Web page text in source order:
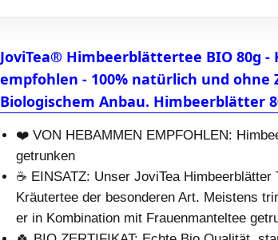
JoviTea® Himbeerblättertee BIO 80g
empfohlen - 100% natürlich und ohne
Biologischem Anbau. Himbeerblätter
❤️ VON HEBAMMEN EMPFOHLEN:
getrunken
☕️ EINSATZ: Unser JoviTea
Kräutertee der besonderen Art. Meistens
er in Kombination mit Frauenmanteltee